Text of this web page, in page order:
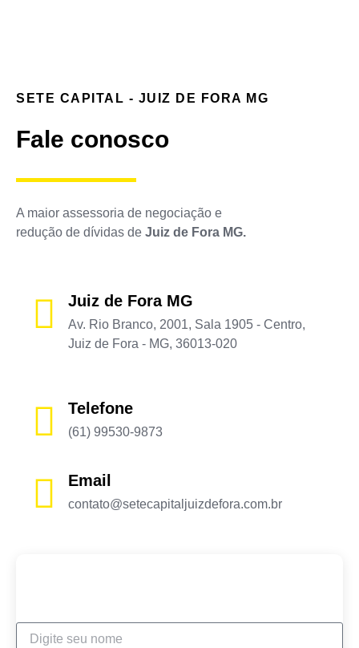
SETE CAPITAL - JUIZ DE FORA MG
Fale conosco
A maior assessoria de negociação e
redução de dívidas de Juiz de Fora MG.
Juiz de Fora MG
Av. Rio Branco, 2001, Sala 1905 - Centro,
Juiz de Fora - MG, 36013-020
Telefone
(61) 99530-9873
Email
contato@setecapitaljuizdefora.com.br